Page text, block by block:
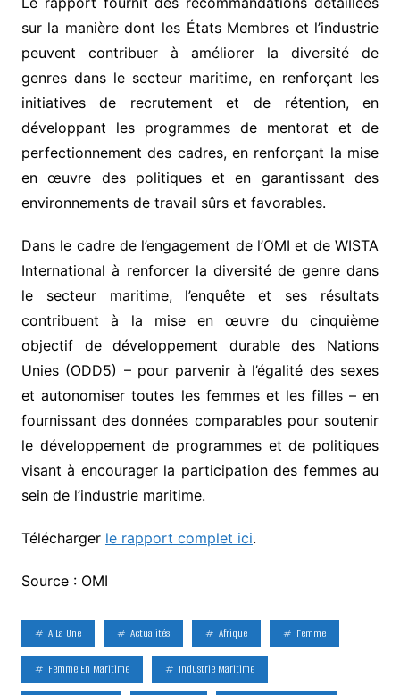
sur la manière dont les États Membres et l’industrie
peuvent contribuer à améliorer la diversité de
genres dans le secteur maritime, en renforçant les
initiatives de recrutement et de rétention, en
développant les programmes de mentorat et de
perfectionnement des cadres, en renforçant la mise
en œuvre des politiques et en garantissant des
environnements de travail sûrs et favorables.
Dans le cadre de l’engagement de l’OMI et de WISTA
International à renforcer la diversité de genre dans
le secteur maritime, l’enquête et ses résultats
contribuent à la mise en œuvre du cinquième
objectif de développement durable des Nations
Unies (ODD5) – pour parvenir à l’égalité des sexes
et autonomiser toutes les femmes et les filles – en
fournissant des données comparables pour soutenir
le développement de programmes et de politiques
visant à encourager la participation des femmes au
sein de l’industrie maritime.
Télécharger le rapport complet ici.
Source : OMI
A La Une Actualités Afrique Femme
Femme En Maritime Industrie Maritime